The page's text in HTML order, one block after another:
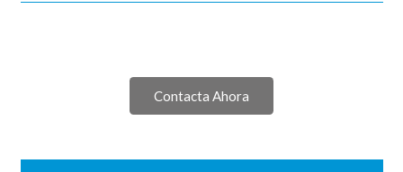
Contacta Ahora